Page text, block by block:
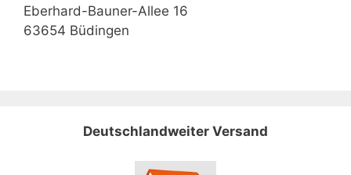
Eberhard-Bauner-Allee 16
63654 Büdingen
Deutschlandweiter Versand